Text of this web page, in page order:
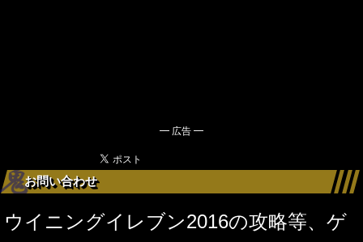
━ 広告 ━
お問い合わせ
ウイニングイレブン2016の攻略等、ゲ